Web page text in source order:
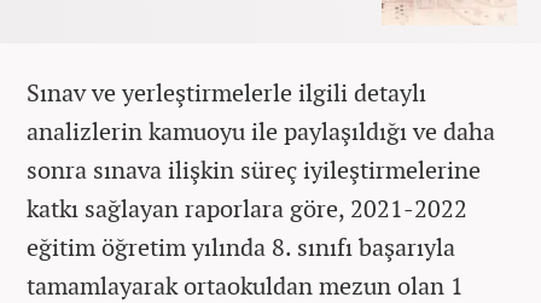
Sınav ve yerleştirmelerle ilgili detaylı
analizlerin kamuoyu ile paylaşıldığı ve daha
sonra sınava ilişkin süreç iyileştirmelerine
katkı sağlayan raporlara göre, 2021-2022
eğitim öğretim yılında 8. sınıfı başarıyla
tamamlayarak ortaokuldan mezun olan 1